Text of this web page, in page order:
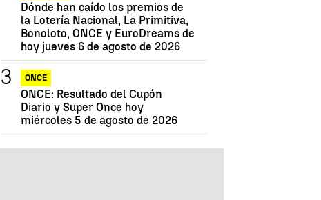
Dónde han caído los premios de
la Lotería Nacional, La Primitiva,
Bonoloto, ONCE y EuroDreams de
hoy jueves 6 de agosto de 2026
ONCE
ONCE: Resultado del Cupón
Diario y Super Once hoy
miércoles 5 de agosto de 2026